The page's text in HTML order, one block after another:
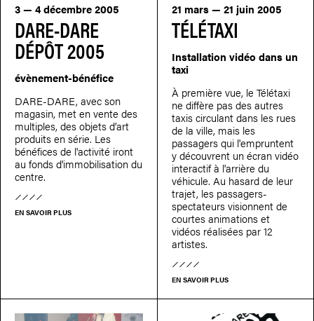
DARE-DARE
DÉPÔT 2005
3 — 4 décembre 2005
évènement-bénéfice
DARE-DARE, avec son
magasin, met en vente des
multiples, des objets d’art
produits en série. Les
bénéfices de l'activité iront
au fonds d'immobilisation du
centre.
EN SAVOIR PLUS
TÉLÉTAXI
21 mars — 21 juin 2005
Installation vidéo dans un
taxi
À première vue, le Télétaxi
ne diffère pas des autres
taxis circulant dans les rues
de la ville, mais les
passagers qui l'empruntent
y découvrent un écran vidéo
interactif à l'arrière du
véhicule. Au hasard de leur
trajet, les passagers-
spectateurs visionnent de
courtes animations et
vidéos réalisées par 12
artistes.
EN SAVOIR PLUS